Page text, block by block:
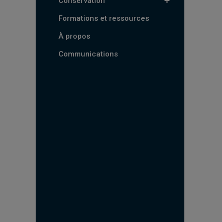
Formations et ressources
À propos
Communications